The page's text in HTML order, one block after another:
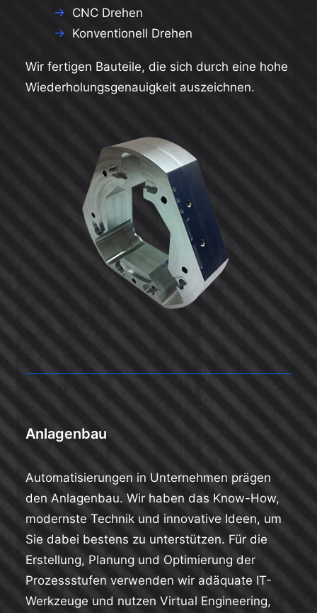
→ CNC Drehen
→ Konventionell Drehen
Wir fertigen Bauteile, die sich durch eine hohe
Wiederholungsgenauigkeit auszeichnen.
Anlagenbau
Automatisierungen in Unternehmen prägen
den Anlagenbau. Wir haben das Know-How,
modernste Technik und innovative Ideen, um
Sie dabei bestens zu unterstützen. Für die
Erstellung, Planung und Optimierung der
Prozessstufen verwenden wir adäquate IT-
Werkzeuge und nutzen Virtual Engineering,